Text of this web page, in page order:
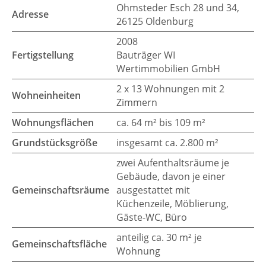
Adresse
Ohmsteder Esch 28 und 34,
26125 Oldenburg
Fertigstellung
2008
Bauträger WI
Wertimmobilien GmbH
Wohneinheiten
2 x 13 Wohnungen mit 2
Zimmern
Wohnungsflächen
ca. 64 m² bis 109 m²
Grundstücksgröße
insgesamt ca. 2.800 m²
Gemeinschaftsräume
zwei Aufenthaltsräume je
Gebäude, davon je einer
ausgestattet mit
Küchenzeile, Möblierung,
Gäste-WC, Büro
Gemeinschaftsfläche
anteilig ca. 30 m² je
Wohnung